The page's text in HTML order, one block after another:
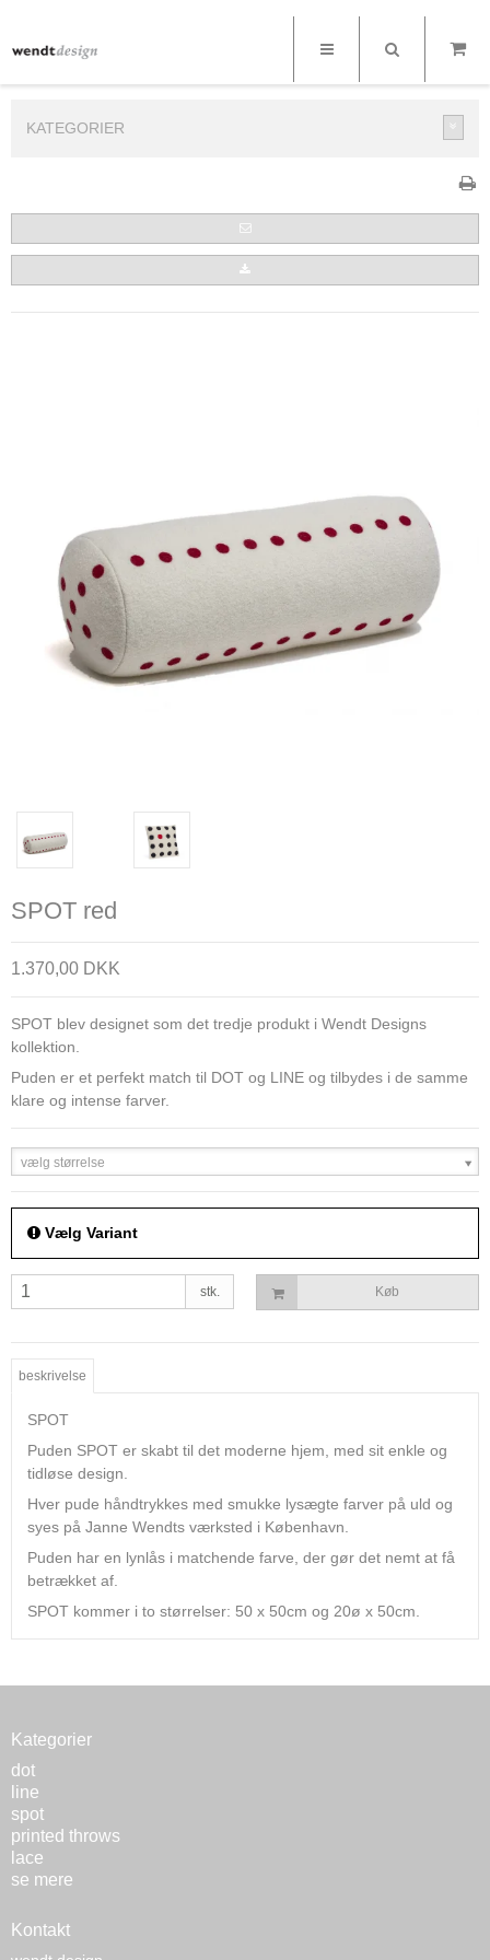
KATEGORIER
SPOT red
1.370,00 DKK
SPOT blev designet som det tredje produkt i Wendt Designs
kollektion.
Puden er et perfekt match til DOT og LINE og tilbydes i de samme
klare og intense farver.
vælg størrelse
Vælg Variant
stk. Køb
beskrivelse
SPOT
Puden SPOT er skabt til det moderne hjem, med sit enkle og
tidløse design.
Hver pude håndtrykkes med smukke lysægte farver på uld og
syes på Janne Wendts værksted i København.
Puden har en lynlås i matchende farve, der gør det nemt at få
betrækket af.
SPOT kommer i to størrelser: 50 x 50cm og 20ø x 50cm.
Kategorier
dot
line
spot
printed throws
lace
se mere
Kontakt